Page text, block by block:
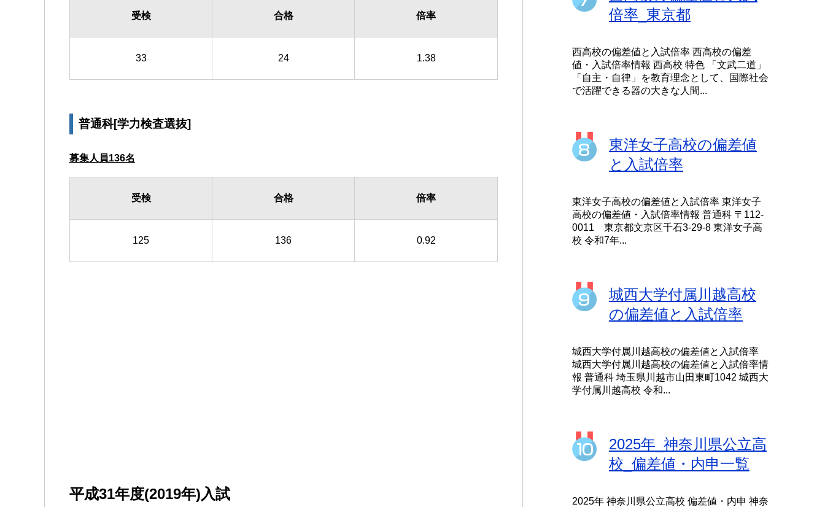
受検 合格 倍率
33 24 1.38
普通科[学力検査選抜]
募集人員136名
受検 合格 倍率
125 136 0.92
平成31年度(2019年)入試
倍率_東京都
西高校の偏差値と入試倍率 西高校の偏差
値・入試倍率情報 西高校 特色 「文武二道」
「自主・自律」を教育理念として、国際社会
で活躍できる器の大きな人間...
東洋女子高校の偏差値
と入試倍率
東洋女子高校の偏差値と入試倍率 東洋女子
高校の偏差値・入試倍率情報 普通科 〒112-
0011 東京都文京区千石3-29-8 東洋女子高
校 令和7年...
城西大学付属川越高校
の偏差値と入試倍率
城西大学付属川越高校の偏差値と入試倍率
城西大学付属川越高校の偏差値と入試倍率情
報 普通科 埼玉県川越市山田東町1042 城西大
学付属川越高校 令和...
2025年_神奈川県公立高
校_偏差値・内申一覧
2025年 神奈川県公立高校 偏差値・内申 神奈